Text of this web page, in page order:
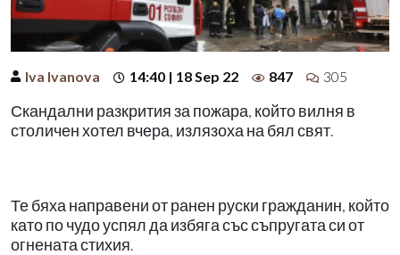
Iva Ivanova 14:40 | 18 Sep 22 847 305
Скандални разкрития за пожара, който вилня в
столичен хотел вчера, излязоха на бял свят.
Те бяха направени от ранен руски гражданин, който
като по чудо успял да избяга със съпругата си от
огнената стихия.